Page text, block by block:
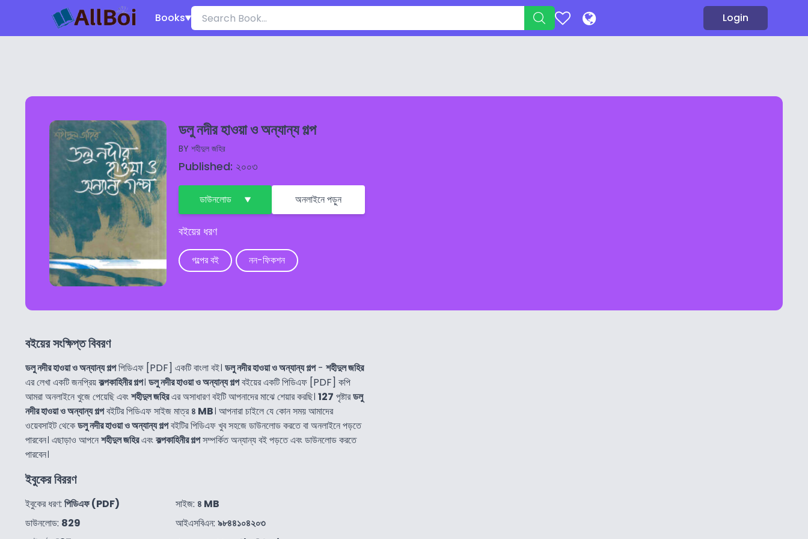
Books Login
ডলু নদীর হাওয়া ও অন্যান্য গল্প
BY শহীদুল জহির
Published: ২০০৩
ডাউনলোড অনলাইনে পড়ুন
বইয়ের ধরণ
গল্পের বই নন-ফিকশন
বইয়ের সংক্ষিপ্ত বিবরণ
ডলু নদীর হাওয়া ও অন্যান্য গল্পপিডিএফ [PDF] একটি বাংলা বই। ডলু নদীর হাওয়া ও অন্যান্য গল্প- শহীদুল জহির
এর লেখা একটি জনপ্রিয়কল্পকাহিনীর গল্প। ডলু নদীর হাওয়া ও অন্যান্য গল্পবইয়ের একটি পিডিএফ [PDF] কপি
আমরা অনলাইনে খুজে পেয়েছি এবংশহীদুল জহিরএর অসাধারণ বইটি আপনাদের মাঝে শেয়ার করছি। 127 পৃষ্টারডলু
নদীর হাওয়া ও অন্যান্য গল্পবইটির পিডিএফ সাইজ মাত্র৪ MB। আপনারা চাইলে যে কোন সময় আমাদের
ওয়েবসাইট থেকেডলু নদীর হাওয়া ও অন্যান্য গল্পবইটির পিডিএফ খুব সহজে ডাউনলোড করতে বা অনলাইনে পড়তে
পারবেন। এছাড়াও আপনেশহীদুল জহিরএবংকল্পকাহিনীর গল্পসম্পর্কিত অন্যান্য বই পড়তে এবং ডাউনলোড করতে
পারবেন।
ইবুকের বিররণ
ইবুকের ধরণ: পিডিএফ (PDF)
ডাউনলোড: 829
সাইজ: ৪ MB
আইএসবিএন: ৯৮৪৪১০৪২০৩